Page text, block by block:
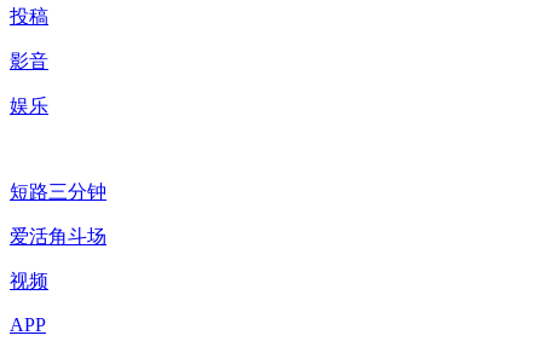
投稿
影音
娱乐
短路三分钟
爱活角斗场
视频
APP